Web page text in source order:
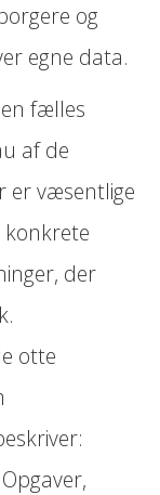
og
egne data.
fælles
af de
er væsentlige
der
otte